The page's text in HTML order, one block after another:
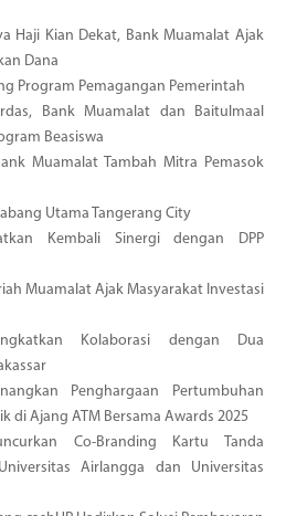
Haji Kian Dekat, Bank Muamalat Ajak
Dana
Program Pemagangan Pemerintah
Bank Muamalat dan Baitulmaal
Beasiswa
Muamalat Tambah Mitra Pemasok
Utama Tangerang City
Kembali Sinergi dengan DPP
Muamalat Ajak Masyarakat Investasi
Kolaborasi dengan Dua
Penghargaan Pertumbuhan
di Ajang ATM Bersama Awards 2025
Co-Branding Kartu Tanda
Airlangga dan Universitas